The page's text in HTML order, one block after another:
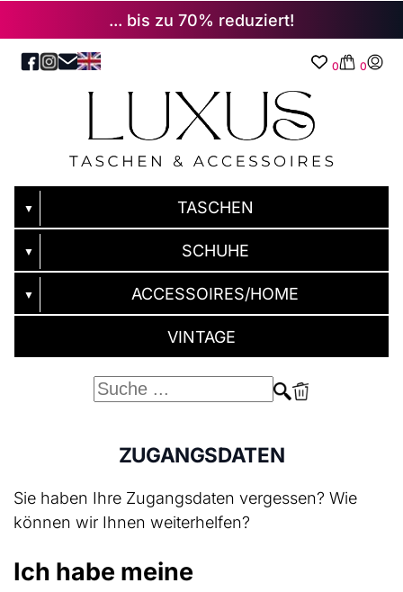
... bis zu 70% reduziert!
0 0
▼ TASCHEN
▼ SCHUHE
▼ ACCESSOIRES/HOME
VINTAGE
ZUGANGSDATEN
Sie haben Ihre Zugangsdaten vergessen? Wie
können wir Ihnen weiterhelfen?
Ich habe meine